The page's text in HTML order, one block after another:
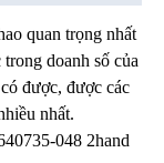
quan trọng nhất
doanh số của
được, được các
nhất.
048 2hand